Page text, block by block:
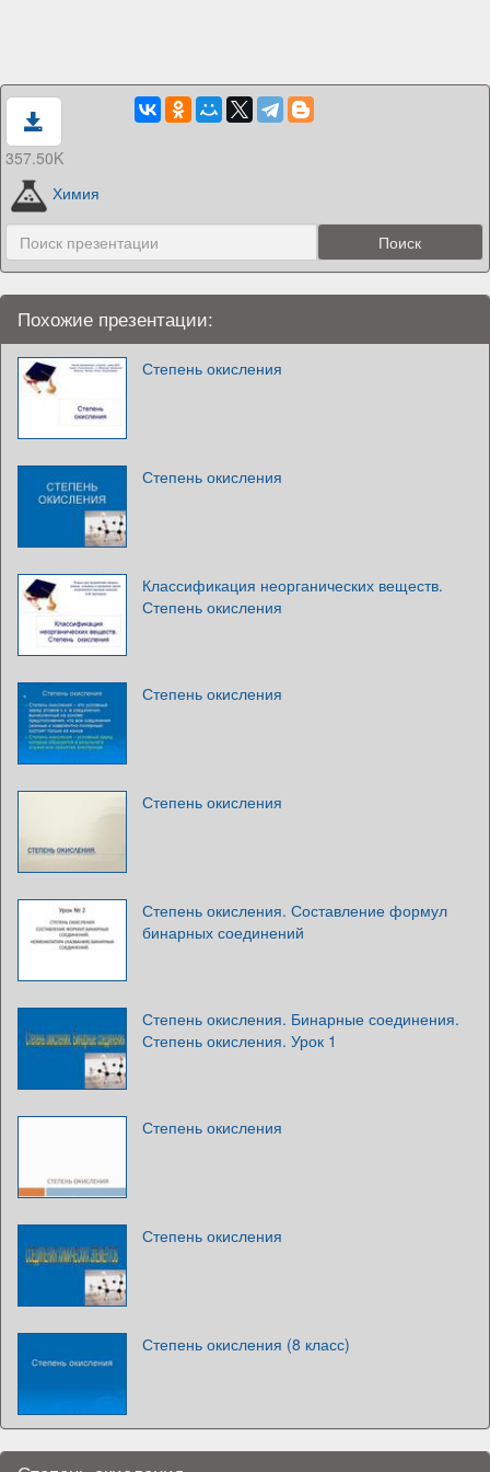
357.50K
Химия
Похожие презентации:
Степень окисления
Степень окисления
Классификация неорганических веществ.
Степень окисления
Степень окисления
Степень окисления
Степень окисления. Составление формул
бинарных соединений
Степень окисления. Бинарные соединения.
Степень окисления. Урок 1
Степень окисления
Степень окисления
Степень окисления (8 класс)